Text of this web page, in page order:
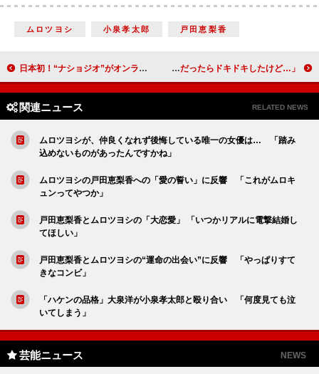
ムロツヨシ 小泉孝太郎 戸田恵梨香
日本初！“ナショジオ”がオンライントークセッションを開催 初回ゲストは気鋭のエジプト考古学者 田中みな実、ずん飯尾と夫婦役 「イケメン俳優だったらドキドキしたけど…」
関連ニュース RELATED NEWS
ムロツヨシが、仲良くなれず後悔している唯一の女優は… 「踏み
込めないものがあったんですかね」
ムロツヨシの戸田恵梨香への「愛の誓い」に反響 「これがムロキ
ュンってやつか」
戸田恵梨香とムロツヨシの「大恋愛」 「いつかリアルに電撃結婚し
てほしい」
戸田恵梨香とムロツヨシの“運命の出会い”に反響 「やっぱりすて
きなコンビ」
「ハケンの品格」大泉洋が小泉孝太郎と殴り合い 「何度見ても泣
いてしまう」
芸能ニュース NEWS